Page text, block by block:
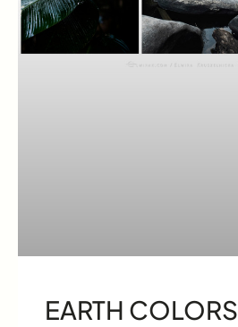
EARTH COLORS